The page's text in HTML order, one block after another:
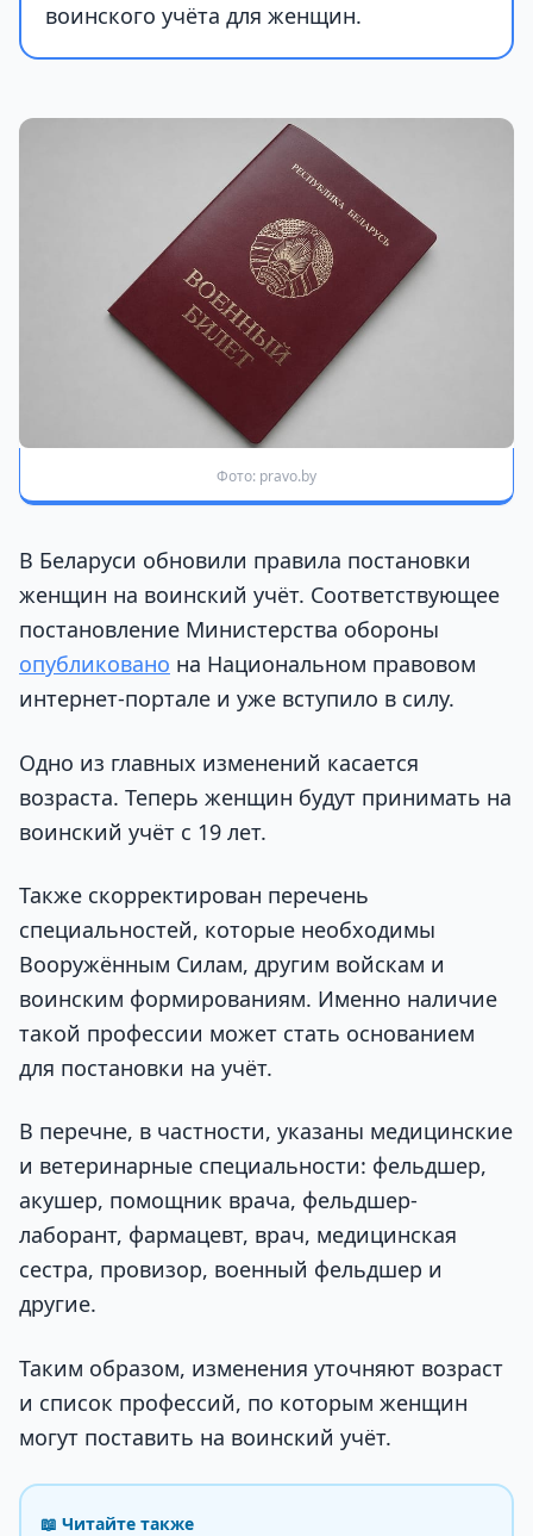
воинского учёта для женщин.
Фото: pravo.by
В Беларуси обновили правила постановки
женщин на воинский учёт. Соответствующее
постановление Министерства обороны
опубликовано на Национальном правовом
интернет-портале и уже вступило в силу.
Одно из главных изменений касается
возраста. Теперь женщин будут принимать на
воинский учёт с 19 лет.
Также скорректирован перечень
специальностей, которые необходимы
Вооружённым Силам, другим войскам и
воинским формированиям. Именно наличие
такой профессии может стать основанием
для постановки на учёт.
В перечне, в частности, указаны медицинские
и ветеринарные специальности: фельдшер,
акушер, помощник врача, фельдшер-
лаборант, фармацевт, врач, медицинская
сестра, провизор, военный фельдшер и
другие.
Таким образом, изменения уточняют возраст
и список профессий, по которым женщин
могут поставить на воинский учёт.
📖 Читайте также